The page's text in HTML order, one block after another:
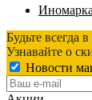
Иномарка
Будьте всегда
Узнавайте о
Новости